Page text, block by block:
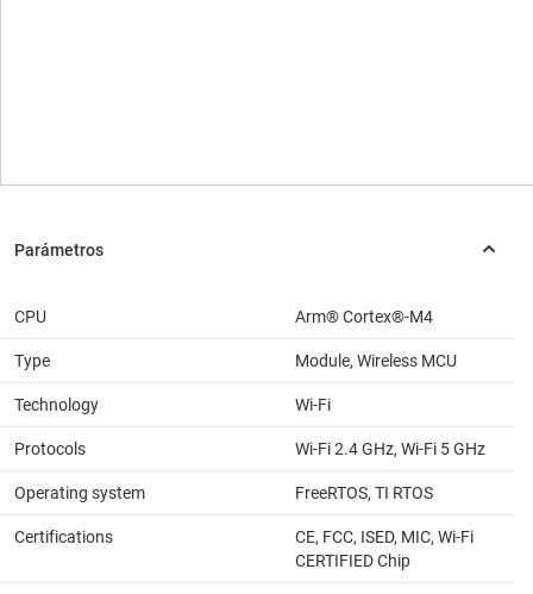
CPU Arm® Cortex®-M4
Type Module, Wireless MCU
Technology Wi-Fi
Protocols Wi-Fi 2.4 GHz, Wi-Fi 5 GHz
Operating system FreeRTOS, TI RTOS
Certifications
CE, FCC, ISED, MIC, Wi-Fi
CERTIFIED Chip